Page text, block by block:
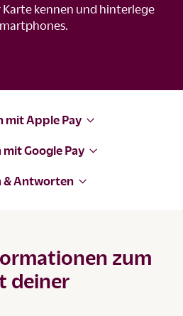
kennen und hinterlege
mit Apple Pay
mit Google Pay
& Antworten
zum
deiner